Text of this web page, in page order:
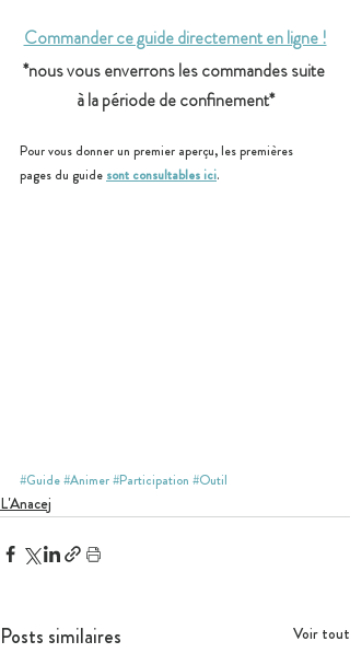
Commander ce guide directement en ligne !
*nous vous enverrons les commandes suite
à la période de confinement*
Pour vous donner un premier aperçu, les premières
pages du guide sont consultables ici.
#Guide#Animer#Participation #Outil
L'Anacej
Posts similaires Voir tout